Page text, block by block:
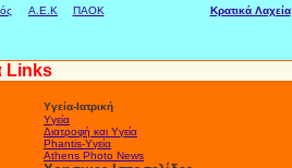
Α.Ε.Κ ΠΑΟΚ Κρατικά Λαχεία
Links
Υγεία-Ιατρική
Υγεία
Διατροφή και Υγεία
Phantis-Υγεία
Athens Photo News